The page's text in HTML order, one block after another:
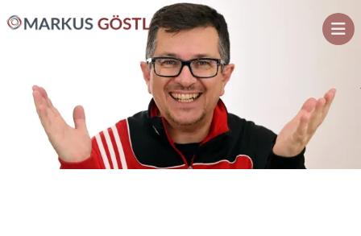
zum
Wissenswertes